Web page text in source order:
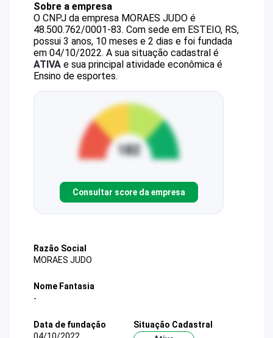
Sobre a empresa
O CNPJ da empresa MORAES JUDO é
48.500.762/0001-83. Com sede em ESTEIO, RS,
possui 3 anos, 10 meses e 2 dias e foi fundada
em 04/10/2022. A sua situação cadastral é
ATIVA e sua principal atividade econômica é
Ensino de esportes.
Consultar score da empresa
Razão Social
MORAES JUDO
Nome Fantasia
-
Data de fundação
Situação Cadastral